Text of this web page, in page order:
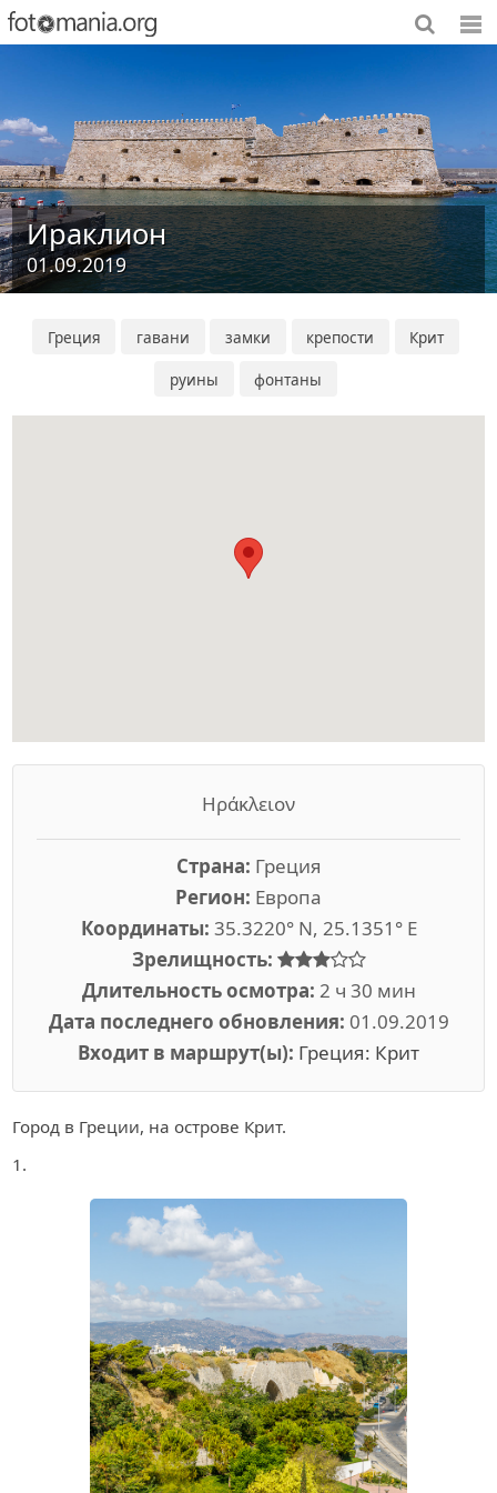
Ираклион
01.09.2019
Греция гавани замки крепости Крит
руины фонтаны
Ηράκλειον
Страна: Греция
Регион: Европа
Координаты: 35.3220° N, 25.1351° E
Зрелищность:
Длительность осмотра: 2 ч 30 мин
Дата последнего обновления: 01.09.2019
Входит в маршрут(ы): Греция: Крит
Город в Греции, на острове Крит.
1.